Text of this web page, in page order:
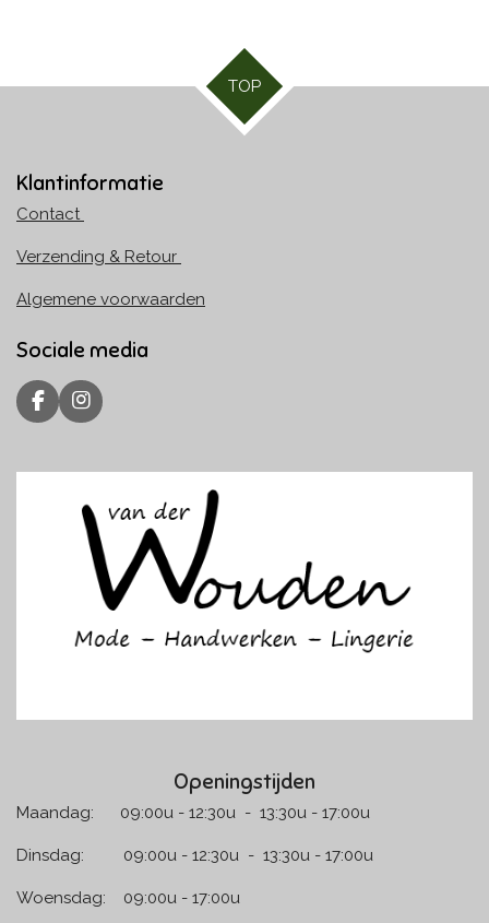
TOP
Klantinformatie
Contact
Verzending & Retour
Algemene voorwaarden
Sociale media
F
a
e
I
n
t
g
r
a
m
Openingstijden
Maandag: 09:00u - 12:30u - 13:30u - 17:00u
Dinsdag: 09:00u - 12:30u - 13:30u - 17:00u
Woensdag: 09:00u - 17:00u